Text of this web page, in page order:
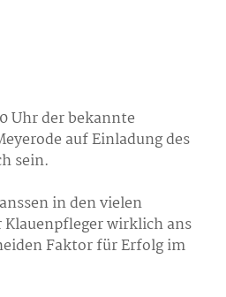
Uhr der bekannte
auf Einladung des
sein.
in den vielen
Klauenpfleger wirklich ans
Faktor für Erfolg im